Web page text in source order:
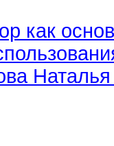
как